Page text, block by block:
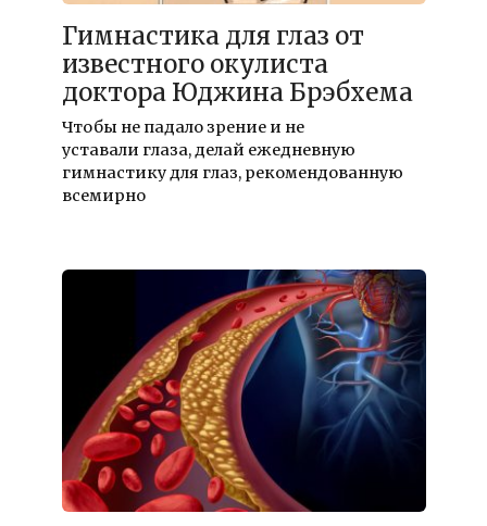
Гимнастика для глаз от
известного окулиста
доктора Юджина Брэбхема
Чтобы не падало зрение и не
уставали глаза, делай ежедневную
гимнастику для глаз, рекомендованную
всемирно